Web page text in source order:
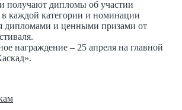
получают дипломы об участии
в каждой категории и номинации
дипломами и ценными призами от
награждение – 25 апреля на главной